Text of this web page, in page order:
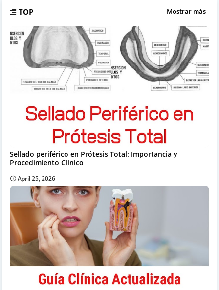
TOP Mostrar más
Sellado periférico en Prótesis Total: Importancia y
Procedimiento Clínico
April 25, 2026